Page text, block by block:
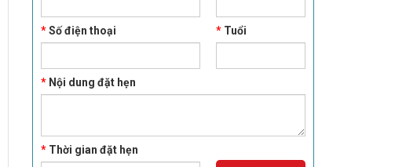
*Số điện thoại *Tuổi
*Nội dung đặt hẹn
*Thời gian đặt hẹn